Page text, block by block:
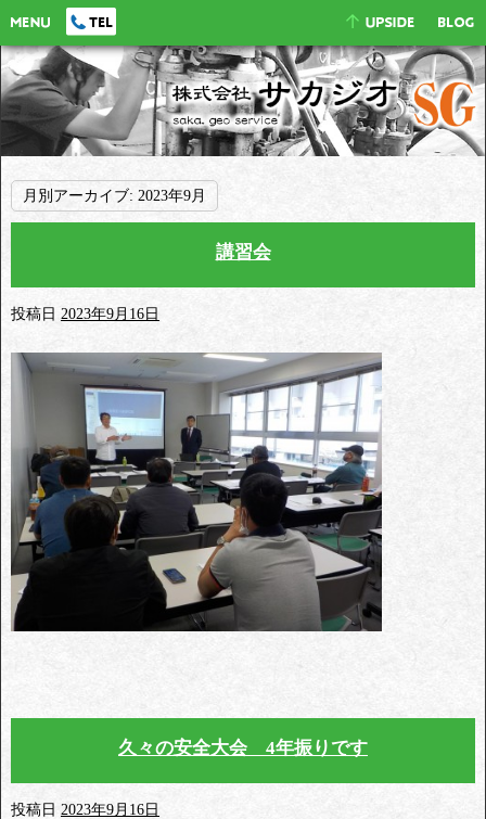
月別アーカイブ: 2023年9月
講習会
投稿日 2023年9月16日
久々の安全大会 4年振りです
投稿日 2023年9月16日